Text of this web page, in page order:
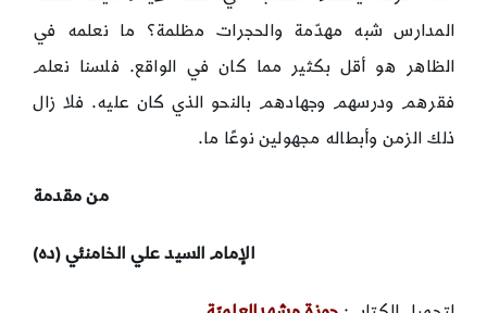
المدارس شبه مهدّمة والحجرات مظلمة؟ ما نعلمه في
الظاهر هو أقل بكثير مما كان في الواقع. فلسنا نعلم
فقرهم ودرسهم وجهادهم بالنحو الذي كان عليه. فلا زال
ذلك الزمن وأبطاله مجهولين نوعًا ما.
من مقدمة
الإمام السيد علي الخامنئي (ده)